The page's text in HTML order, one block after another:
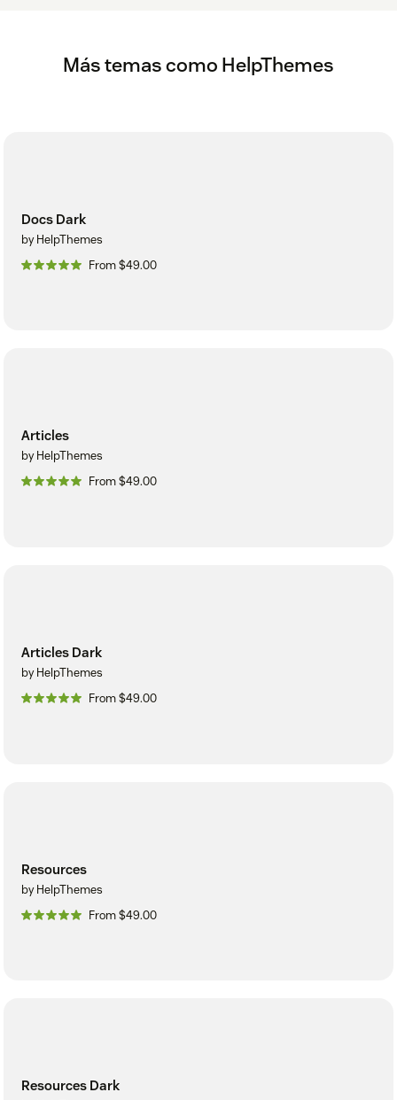
Más temas como HelpThemes
Docs Dark
by HelpThemes
From $49.00
Articles
by HelpThemes
From $49.00
Articles Dark
by HelpThemes
From $49.00
Resources
by HelpThemes
From $49.00
Resources Dark